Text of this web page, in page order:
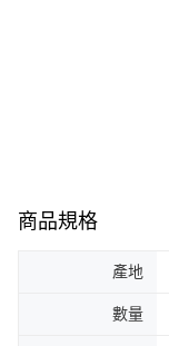
商品規格
產地
數量